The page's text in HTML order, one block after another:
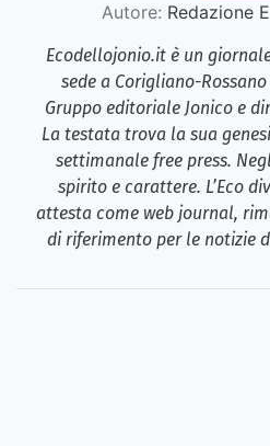
Autore: Redazione
Ecodellojonio.it è un
sede a Corigliano-
Gruppo editoriale Jonico e
La testata trova la sua
settimanale free press.
spirito e carattere. L’Eco
attesta come web journal,
di riferimento per le notizie